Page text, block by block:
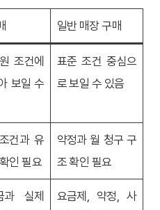
일반 매장 구매
조건에
보일 수
표준 조건 중심으
로 보일 수 있음
건과 유
인 필요
약정과 월 청구 구
조 확인 필요
과 실제
요금제, 약정, 사